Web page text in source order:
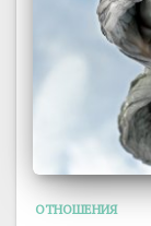
ОТНОШЕНИЯ